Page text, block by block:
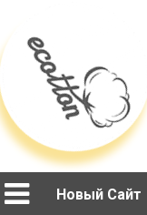
Новый Сайт